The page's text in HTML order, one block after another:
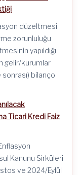
düzeltmesi
zorunluluğu
yapıldığı
gelir/kurumlar
bilanço
Ticari Kredi Faiz
Kanunu Sirküleri
ve 2024/Eylül